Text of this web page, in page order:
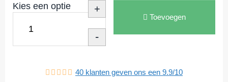
Kies een optie +
-
Toevoegen
40 klanten geven ons een 9.9/10